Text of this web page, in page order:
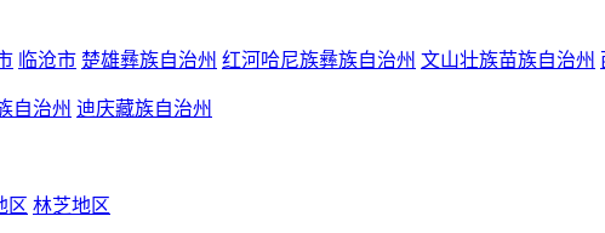
临沧市 楚雄彝族自治州 红河哈尼族彝族自治州 文山壮族苗族自治州
自治州 迪庆藏族自治州
区 林芝地区